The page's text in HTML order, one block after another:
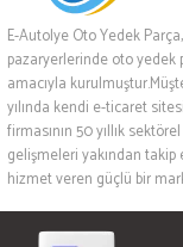
E-Autolye Oto Yedek
pazaryerlerinde oto yedek
amacıyla
yılında kendi e-ticaret
firmasının 50 yıllık
gelişmeleri yakından
hizmet veren güçlü bir